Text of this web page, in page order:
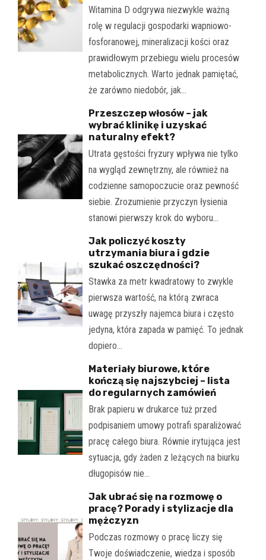
Witamina D odgrywa niezwykle ważną
rolę w regulacji gospodarki wapniowo-
fosforanowej, mineralizacji kości oraz
prawidłowym przebiegu wielu procesów
metabolicznych. Warto jednak pamiętać,
że zarówno niedobór, jak…
Przeszczep włosów – jak
wybrać klinikę i uzyskać
naturalny efekt?
Utrata gęstości fryzury wpływa nie tylko
na wygląd zewnętrzny, ale również na
codzienne samopoczucie oraz pewność
siebie. Zrozumienie przyczyn łysienia
stanowi pierwszy krok do wyboru…
Jak policzyć koszty
utrzymania biura i gdzie
szukać oszczędności?
Stawka za metr kwadratowy to zwykle
pierwsza wartość, na którą zwraca
uwagę przyszły najemca biura i często
jedyna, która zapada w pamięć. To jednak
dopiero…
Materiały biurowe, które
kończą się najszybciej – lista
do regularnych zamówień
Brak papieru w drukarce tuż przed
podpisaniem umowy potrafi sparaliżować
pracę całego biura. Równie irytująca jest
sytuacja, gdy żaden z leżących na biurku
długopisów nie…
Jak ubrać się na rozmowę o
pracę? Porady i stylizacje dla
mężczyzn
Podczas rozmowy o pracę liczy się
Twoje doświadczenie, wiedza i sposób